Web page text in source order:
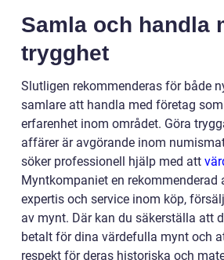
Samla och handla
trygghet
Slutligen rekommenderas för både
samlare att handla med företag
erfarenhet inom området. Göra
affärer är avgörande inom
söker professionell hjälp med att
Myntkompaniet en rekommenderad
expertis och service inom köp,
av mynt. Där kan du säkerställa att
betalt för dina värdefulla mynt och
respekt för deras historiska och